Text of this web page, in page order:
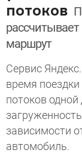
потоков
маршрут
Сервис
время
потоков одной
зависимости
автомобиль.